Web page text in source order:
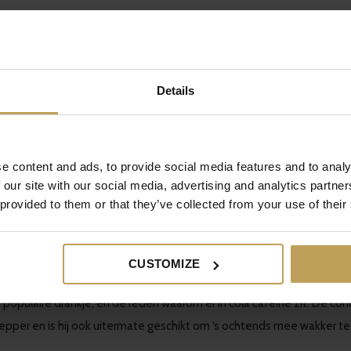
Details
content and ads, to provide social media features and to
site with our social media, advertising and analytics
to them or that they’ve collected from your use of
CUSTOMIZE
voor je gezondheid. In Zuid-Amerika wordt het bijvoorbeeld
te smeren. De lycium barbarum, de plant waar goji bessen van
zijn slankmakende werking. Uit onderzoek is gebleken dat de
placebo groep.
drankje, en de reden waarom er in cola cafeïne zit. De
en is hij ook uitermate geschikt om ‘s ochtends mee wakker